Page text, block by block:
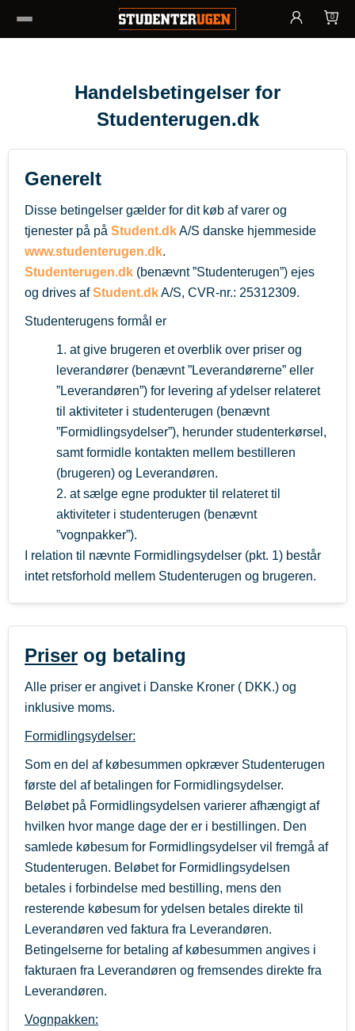
0
Handelsbetingelser for
Studenterugen.dk
Generelt
Disse betingelser gælder for dit køb af varer og
tjenester på på Student.dkA/S danske hjemmeside
www.studenterugen.dk.
Studenterugen.dk (benævnt ”Studenterugen”) ejes
og drives afStudent.dkA/S, CVR-nr.: 25312309.
Studenterugens formål er
1. at give brugeren et overblik over priser og
leverandører (benævnt ”Leverandørerne” eller
”Leverandøren”) for levering af ydelser relateret
til aktiviteter i studenterugen (benævnt
”Formidlingsydelser”), herunder studenterkørsel,
samt formidle kontakten mellem bestilleren
(brugeren) og Leverandøren.
2. at sælge egne produkter til relateret til
aktiviteter i studenterugen (benævnt
”vognpakker”).
I relation til nævnte Formidlingsydelser (pkt. 1) består
intet retsforhold mellem Studenterugen og brugeren.
Priser og betaling
Alle priser er angivet i Danske Kroner ( DKK.) og
inklusive moms.
Formidlingsydelser:
Som en del af købesummen opkræver Studenterugen
første del af betalingen for Formidlingsydelser.
Beløbet på Formidlingsydelsen varierer afhængigt af
hvilken hvor mange dage der er i bestillingen. Den
samlede købesum for Formidlingsydelser vil fremgå af
Studenterugen. Beløbet for Formidlingsydelsen
betales i forbindelse med bestilling, mens den
resterende købesum for ydelsen betales direkte til
Leverandøren ved faktura fra Leverandøren.
Betingelserne for betaling af købesummen angives i
fakturaen fra Leverandøren og fremsendes direkte fra
Leverandøren.
Vognpakken: